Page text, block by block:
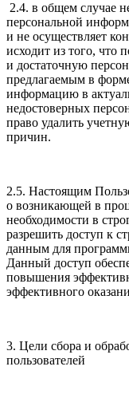
2.4. в общем случае
персональной
и не осуществляет
исходит из того, что
и достаточную
предлагаемым в
информацию в
недостоверных
право удалить
причин.
2.5. Настоящим
о возникающей в
необходимости в
разрешить доступ к
данным для
Данный доступ
повышения
эффективного
3. Цели сбора и
пользователей